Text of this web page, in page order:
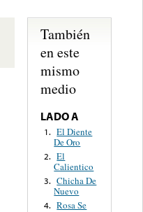
También
en este
mismo
medio
LADO A
1. El Diente
De Oro
2. El
Calientico
3. Chicha De
Nuevo
4. Rosa Se